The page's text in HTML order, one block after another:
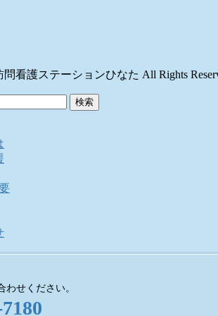
問看護ステーションひなた All Rights
わせください。